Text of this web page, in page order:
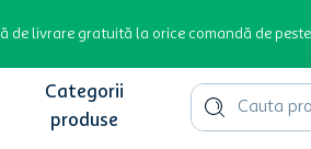
de livrare gratuită la orice comandă de
Cauta produse